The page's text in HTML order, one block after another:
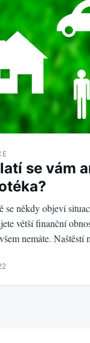
se vám
se někdy objeví
větší finanční
nemáte. Naštěstí